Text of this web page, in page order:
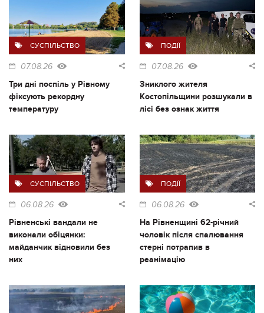
СУСПІЛЬСТВО
07.08.26
Три дні поспіль у Рівному
фіксують рекордну
температуру
ПОДІЇ
07.08.26
Зниклого жителя
Костопільщини розшукали в
лісі без ознак життя
СУСПІЛЬСТВО
06.08.26
Рівненські вандали не
виконали обіцянки:
майданчик відновили без
них
ПОДІЇ
06.08.26
На Рівненщині 62-річний
чоловік після спалювання
стерні потрапив в
реанімацію